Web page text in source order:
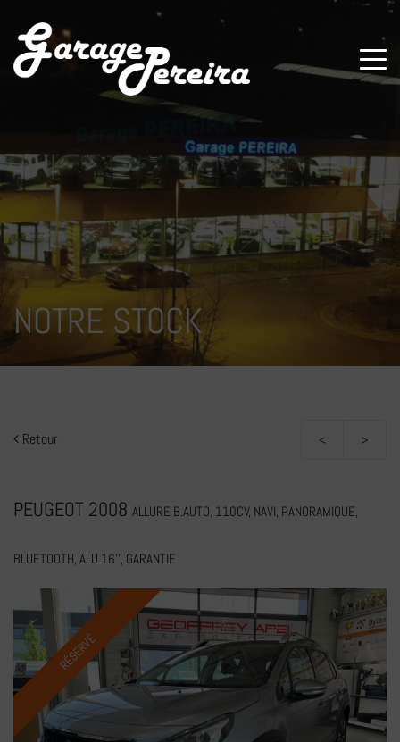
NOTRE STOCK
Retour < >
PEUGEOT 2008 ALLURE B.AUTO, 110CV, NAVI, PANORAMIQUE,
BLUETOOTH, ALU 16'', GARANTIE
RÉSERVÉ
Paramètres avancés des cookies